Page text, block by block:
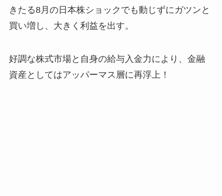
きたる8月の日本株ショックでも動じずにガツンと
買い増し、大きく利益を出す。
好調な株式市場と自身の給与入金力により、金融
資産としてはアッパーマス層に再浮上！